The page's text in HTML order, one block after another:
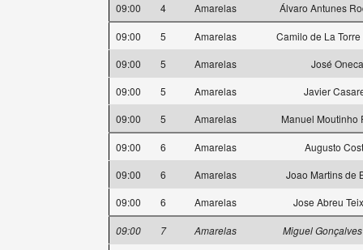
09:00
4 Amarelas Álvaro Antunes
09:00 5 Amarelas
Camilo de La
09:00
5 Amarelas
José Oneca
09:00
5 Amarelas
Javier
09:00
5 Amarelas Manuel Moutinho
09:00 6 Amarelas
Augusto
09:00
6 Amarelas
Joao Martins de
09:00
6 Amarelas Jose Abreu
09:00 7 Amarelas
Miguel